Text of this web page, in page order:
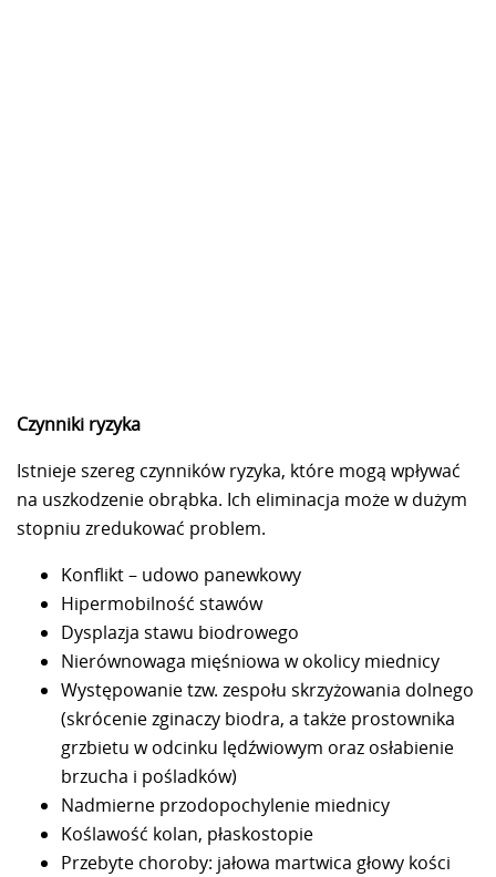
Czynniki ryzyka
Istnieje szereg czynników ryzyka, które mogą wpływać
na uszkodzenie obrąbka. Ich eliminacja może w dużym
stopniu zredukować problem.
Konflikt – udowo panewkowy
Hipermobilność stawów
Dysplazja stawu biodrowego
Nierównowaga mięśniowa w okolicy miednicy
Występowanie tzw. zespołu skrzyżowania dolnego
(skrócenie zginaczy biodra, a także prostownika
grzbietu w odcinku lędźwiowym oraz osłabienie
brzucha i pośladków)
Nadmierne przodopochylenie miednicy
Koślawość kolan, płaskostopie
Przebyte choroby: jałowa martwica głowy kości